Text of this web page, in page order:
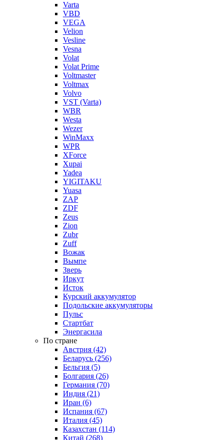
Varta
VBD
VEGA
Velion
Vesline
Vesna
Volat
Volat Prime
Voltmaster
Voltmax
Volvo
VST (Varta)
WBR
Westa
Wezer
WinMaxx
WPR
XForce
Xupai
Yadea
YIGITAKU
Yuasa
ZAP
ZDF
Zeus
Zion
Zubr
Zuff
Вожак
Вымпе
Зверь
Иркут
Исток
Курский аккумулятор
Подольские аккумуляторы
Пульс
Стартбат
Энергасила
По стране
Австрия (42)
Беларусь (256)
Бельгия (5)
Болгария (26)
Германия (70)
Индия (21)
Иран (6)
Испания (67)
Италия (45)
Казахстан (114)
Китай (268)